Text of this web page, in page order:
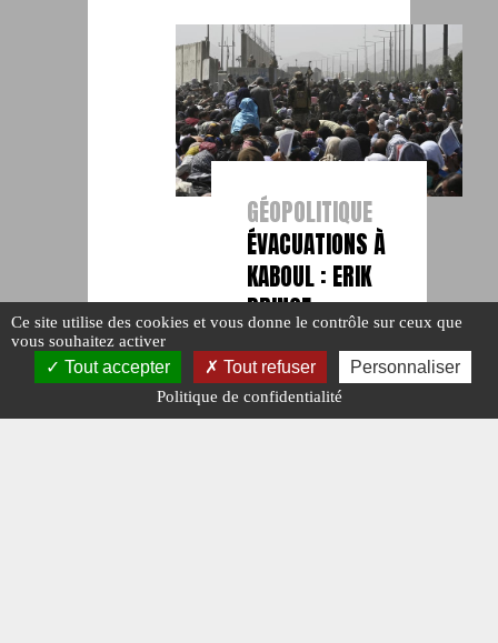
GÉOPOLITIQUE
ÉVACUATIONS À
KABOUL : ERIK
PRINCE
SERVICES
#AFGHANISTAN.
#ERIC PRINCE.
Ce site utilise des cookies et vous donne le contrôle sur ceux que
vous souhaitez activer
Tout accepter Tout refuser Personnaliser
Politique de confidentialité